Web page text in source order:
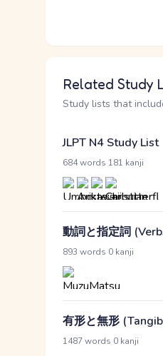
Related Study
Study lists that
JLPT N4 Study List
684 words 181 kanji
動詞と指定詞
893 words 0 kanji
有形と無形
1487 words 0 kanji